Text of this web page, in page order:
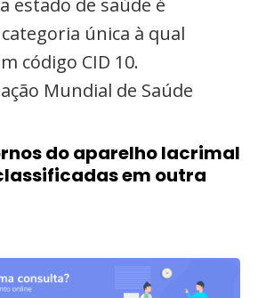
estado de saúde é
única à qual
código CID 10.
Mundial de Saúde
do aparelho lacrimal
em outra